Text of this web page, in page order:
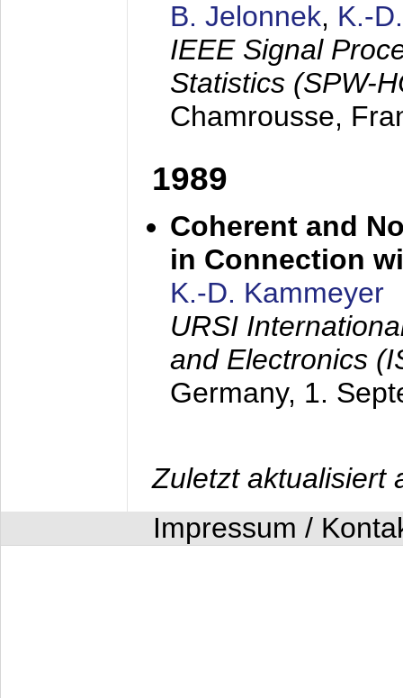
B. Jelonnek, K.-
IEEE Signal
Statistics (SPW-
Chamrousse,
1989
Coherent and
in Connection
K.-D. Kammeyer
URSI
and Electronics
Germany, 1.
Zuletzt aktualisiert
Impressum /